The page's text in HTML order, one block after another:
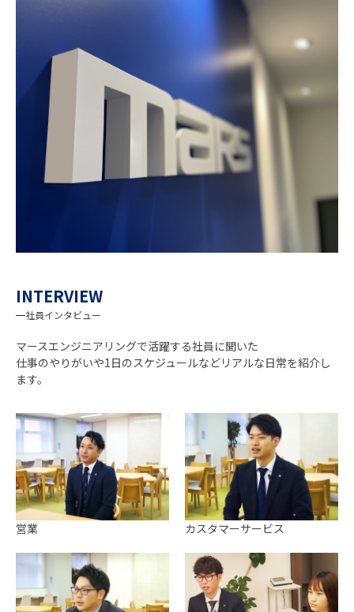
INTERVIEW
社員インタビュー
マースエンジニアリングで活躍する社員に聞いた
仕事のやりがいや1日のスケジュールなどリアルな日常を紹介し
ます。
営業 カスタマーサービス